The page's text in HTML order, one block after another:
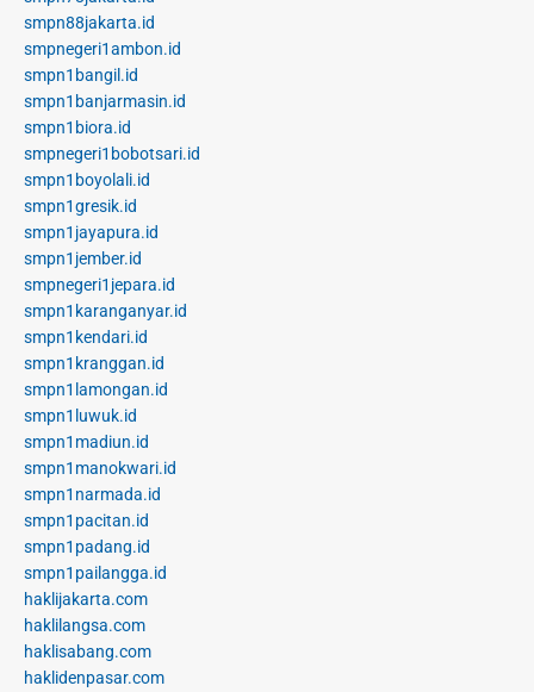
smpn88jakarta.id
smpnegeri1ambon.id
smpn1bangil.id
smpn1banjarmasin.id
smpn1biora.id
smpnegeri1bobotsari.id
smpn1boyolali.id
smpn1gresik.id
smpn1jayapura.id
smpn1jember.id
smpnegeri1jepara.id
smpn1karanganyar.id
smpn1kendari.id
smpn1kranggan.id
smpn1lamongan.id
smpn1luwuk.id
smpn1madiun.id
smpn1manokwari.id
smpn1narmada.id
smpn1pacitan.id
smpn1padang.id
smpn1pailangga.id
haklijakarta.com
haklilangsa.com
haklisabang.com
haklidenpasar.com